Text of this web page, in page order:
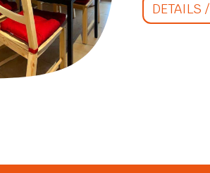
DETAILS